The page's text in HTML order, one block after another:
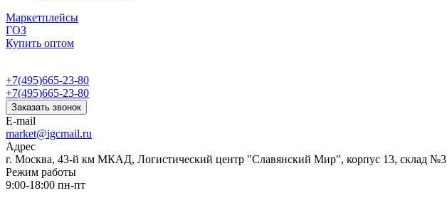
Маркетплейсы
ГОЗ
Купить оптом
+7(495)665-23-80
+7(495)665-23-80
Заказать звонок
E-mail
market@igcmail.ru
Адрес
г. Москва, 43-й км МКАД, Логистический центр "Славянский Мир", корпус 13, склад №3
Режим работы
9:00-18:00 пн-пт